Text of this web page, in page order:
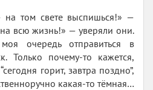
том свете выспишься!» —
всю жизнь!» — уверяли они.
очередь отправиться в
Только почему-то кажется,
горит, завтра поздно”,
какая-то тёмная…